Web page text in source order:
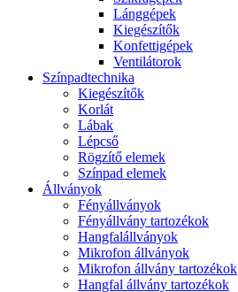
Lánggépek
Kiegészítők
Konfettigépek
Ventilátorok
Színpadtechnika
Kiegészítők
Korlát
Lábak
Lépcső
Rögzítő elemek
Színpad elemek
Állványok
Fényállványok
Fényállvány tartozékok
Hangfalállványok
Mikrofon állványok
Mikrofon állvány tartozékok
Hangfal állvány tartozékok